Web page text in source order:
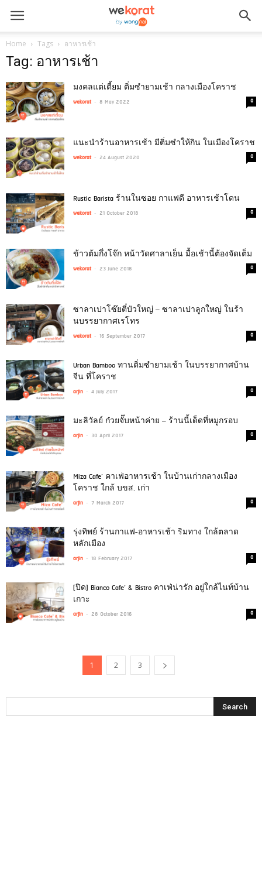
Home Tags อาหารเช้า
Tag: อาหารเช้า
มงคลแต่เตี้ยม ติ่มซำยามเช้า กลางเมืองโคราช
wekorat - 8 May 2022 0
แนะนำร้านอาหารเช้า มีติ่มซำให้กิน ในเมืองโคราช
wekorat - 24 August 2020 0
Rustic Barista ร้านในซอย กาแฟดี อาหารเช้าโดน
wekorat - 21 October 2018 0
ข้าวต้มกึ่งโจ๊ก หน้าวัดศาลาเย็น มื้อเช้านี้ต้องจัดเต็ม
wekorat - 23 June 2018 0
ซาลาเปาโซ๊ยตี๋บัวใหญ่ – ซาลาเปาลูกใหญ่ ในร้า
นบรรยากาศเรโทร
wekorat - 16 September 2017 0
Urban Bamboo ทานติ่มซำยามเช้า ในบรรยากาศบ้าน
จีน ที่โคราช
arjin - 4 July 2017 0
มะลิวัลย์ ก๋วยจั๊บหน้าค่าย – ร้านนี้เด็ดที่หมูกรอบ
arjin - 30 April 2017 0
Miza Cafe’ คาเฟ่อาหารเช้า ในบ้านเก่ากลางเมือง
โคราช ใกล้ บขส. เก่า
arjin - 7 March 2017 0
รุ่งทิพย์ ร้านกาแฟ-อาหารเช้า ริมทาง ใกล้ตลาด
หลักเมือง
arjin - 18 February 2017 0
[ปิด] Bianco Cafe’ & Bistro คาเฟ่น่ารัก อยู่ใกล้ไนท์บ้าน
เกาะ
arjin - 28 October 2016 0
1 2 3